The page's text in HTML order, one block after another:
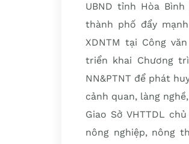
UBND tỉnh Hòa
thành phố đẩy
XDNTM tại Công
triển khai Chương
NN&PTNT để phát
cảnh quan, làng
Giao Sở VHTTDL
nông nghiệp, nông